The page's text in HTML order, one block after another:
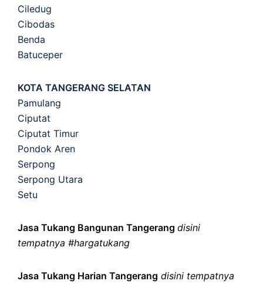
Ciledug
Cibodas
Benda
Batuceper
KOTA TANGERANG SELATAN
Pamulang
Ciputat
Ciputat Timur
Pondok Aren
Serpong
Serpong Utara
Setu
Jasa Tukang Bangunan Tangerang disini
tempatnya #hargatukang
Jasa Tukang Harian Tangerang disini tempatnya